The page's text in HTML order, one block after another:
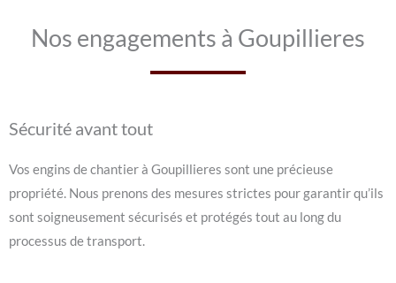
Nos engagements à Goupillieres
Sécurité avant tout
Vos engins de chantier à Goupillieres sont une précieuse
propriété. Nous prenons des mesures strictes pour garantir qu’ils
sont soigneusement sécurisés et protégés tout au long du
processus de transport.